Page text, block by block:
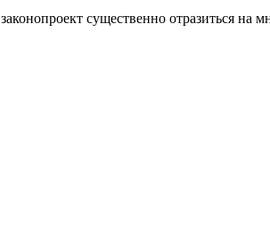
существенно отразиться на